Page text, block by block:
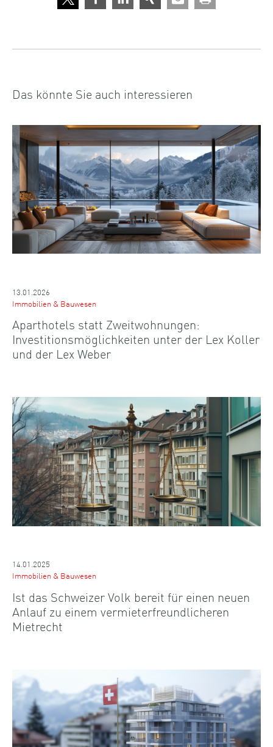
Das könnte Sie auch interessieren
13.01.2026
Immobilien & Bauwesen
Aparthotels statt Zweitwohnungen:
Investitionsmöglichkeiten unter der Lex Koller
und der Lex Weber
14.01.2025
Immobilien & Bauwesen
Ist das Schweizer Volk bereit für einen neuen
Anlauf zu einem vermieterfreundlicheren
Mietrecht